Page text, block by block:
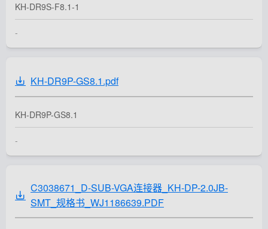
KH-DR9S-F8.1-1
-
KH-DR9P-GS8.1.pdf
KH-DR9P-GS8.1
-
C3038671_D-SUB-VGA连接器_KH-DP-2.0JB-
SMT_规格书_WJ1186639.PDF